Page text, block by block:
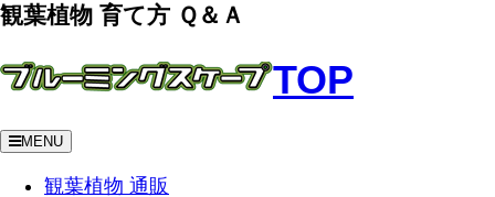
観葉植物 育て方 Ｑ＆Ａ
TOP
MENU
観葉植物 通販